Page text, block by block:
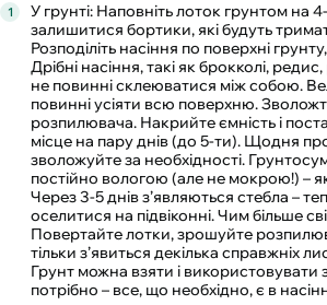
У грунті: Наповніть лоток грунтом на
залишитися бортики, які будуть
Розподіліть насіння по поверхні
Дрібні насіння, такі як брокколі,
не повинні склеюватися між собою.
повинні усіяти всю поверхню.
розпилювача. Накрийте ємність і
місце на пару днів (до 5-ти). Щодня
зволожуйте за необхідності.
постійно вологою (але не мокрою!) –
Через 3-5 днів з’являються стебла –
оселитися на підвіконні. Чим більше
Повертайте лотки, зрошуйте
тільки з’явиться декілька справжніх
Грунт можна взяти і
потрібно – все, що необхідно, є в